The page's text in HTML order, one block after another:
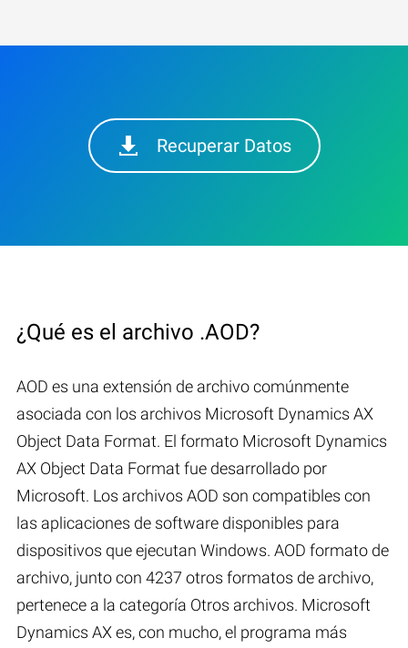
Recuperar Datos
¿Qué es el archivo .AOD?
AOD es una extensión de archivo comúnmente
asociada con los archivos Microsoft Dynamics AX
Object Data Format. El formato Microsoft Dynamics
AX Object Data Format fue desarrollado por
Microsoft. Los archivos AOD son compatibles con
las aplicaciones de software disponibles para
dispositivos que ejecutan Windows. AOD formato de
archivo, junto con 4237 otros formatos de archivo,
pertenece a la categoría Otros archivos. Microsoft
Dynamics AX es, con mucho, el programa más